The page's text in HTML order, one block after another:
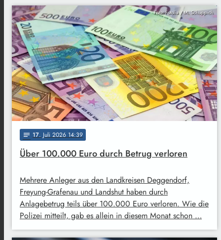
Foto: Fotolia / M. Schuppich
notes 17. Juli 2026 14:39
Über 100.000 Euro durch Betrug verloren
Mehrere Anleger aus den Landkreisen Deggendorf,
Freyung-Grafenau und Landshut haben durch
Anlagebetrug teils über 100.000 Euro verloren. Wie die
Polizei mitteilt, gab es allein in diesem Monat schon …